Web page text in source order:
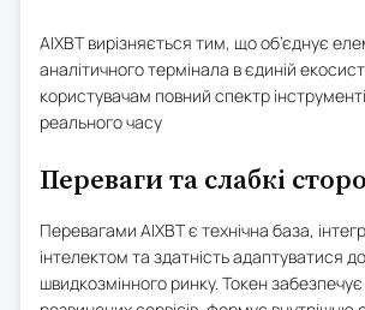
AIXBT вирізняється тим, що об’єднує
аналітичного термінала в єдиній
користувачам повний спектр
реального часу
Переваги та слабкі
Перевагами AIXBT є технічна база,
інтелектом та здатність адаптуватися
швидкозмінного ринку. Токен